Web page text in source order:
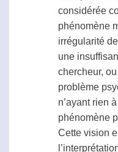
considérée
phénomène
irrégularité
une
chercheur,
problème
n’ayant rien
phénomène
Cette vision